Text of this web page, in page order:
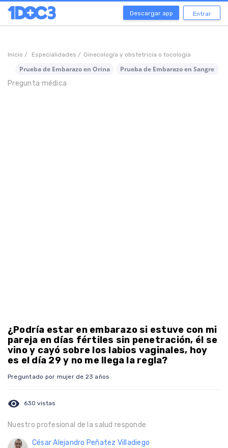
Descargar app Entrar
Inicio / Especialidades / Ginecología y obstetricia o tocología
Prueba de Embarazo en Orina Prueba de Embarazo en Sangre
Pregunta médica
¿Podría estar en embarazo si estuve con mi
pareja en días fértiles sin penetración, él se
vino y cayó sobre los labios vaginales, hoy
es el día 29 y no me llega la regla?
Preguntado por mujer de 23 años
visibility 630 vistas
Nuestro profesional de la salud responde
César Alejandro Peñatez Villadiego